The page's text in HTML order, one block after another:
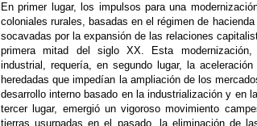
En primer lugar, los impulsos para una
coloniales rurales, basadas en el régimen de
socavadas por la expansión de las relaciones
primera mitad del siglo XX. Esta modernización,
industrial, requería, en segundo lugar, la
heredadas que impedían la ampliación de los
desarrollo interno basado en la industrialización y en
tercer lugar, emergió un vigoroso movimiento
tierras usurpadas en el pasado, la eliminación de